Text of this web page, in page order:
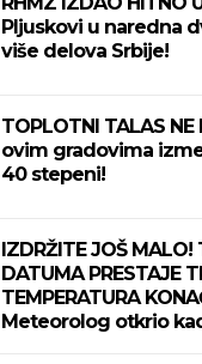
Pljuskovi u naredna
više delova Srbije!
TOPLOTNI TALAS NE
ovim gradovima
40 stepeni!
IZDRŽITE JOŠ MALO!
DATUMA PRESTAJE
TEMPERATURA
Meteorolog otkrio